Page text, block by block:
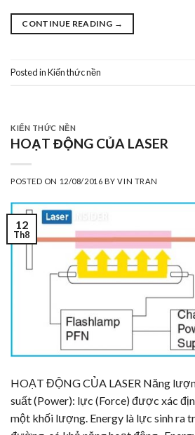
CONTINUE READING →
Posted inKiến thức nền
KIẾN THỨC NỀN
HOẠT ĐỘNG CỦA LASER
POSTED ON 12/08/2016 BYVIN TRAN
12
Th8
HOẠT ĐỘNG CỦA LASER Năng
suất (Power): lực (Force) được xác
một khối lượng. Energy là lực sinh ra